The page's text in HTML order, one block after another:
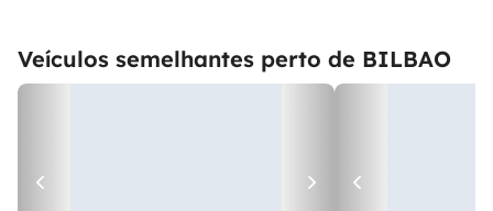
Veículos semelhantes perto de BILBAO